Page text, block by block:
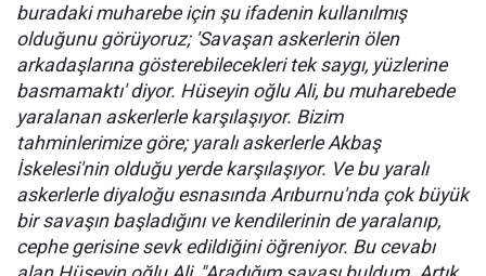
buradaki muharebe için şu ifadenin kullanılmış
olduğunu görüyoruz; 'Savaşan askerlerin ölen
arkadaşlarına gösterebilecekleri tek saygı, yüzlerine
basmamaktı' diyor. Hüseyin oğlu Ali, bu muharebede
yaralanan askerlerle karşılaşıyor. Bizim
tahminlerimize göre; yaralı askerlerle Akbaş
İskelesi'nin olduğu yerde karşılaşıyor. Ve bu yaralı
askerlerle diyaloğu esnasında Arıburnu'nda çok büyük
bir savaşın başladığını ve kendilerinin de yaralanıp,
cephe gerisine sevk edildiğini öğreniyor. Bu cevabı